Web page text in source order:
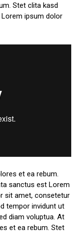
Stet clita kasd
ipsum dolor
et ea rebum.
sanctus est Lorem
sit amet, consetetur
tempor invidunt ut
diam voluptua. At
et ea rebum. Stet